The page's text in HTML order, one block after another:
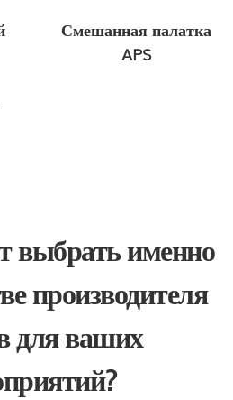
Смешанная палатка
APS
выбрать именно
производителя
для ваших